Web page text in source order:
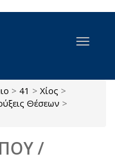
Toggle
> 41 > Χίος >
Θέσεων >
/